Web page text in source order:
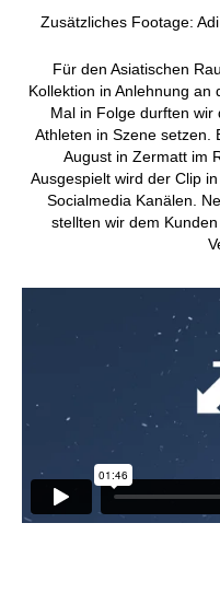
Zusätzliches Footage:
Für den Asiatischen
Kollektion in Anlehnung an
Mal in Folge durften wir
Athleten in Szene setzen.
August in Zermatt im
Ausgespielt wird der Clip
Socialmedia Kanälen.
stellten wir dem